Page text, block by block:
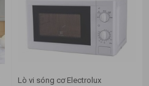
Lò vi sóng cơ Electrolux